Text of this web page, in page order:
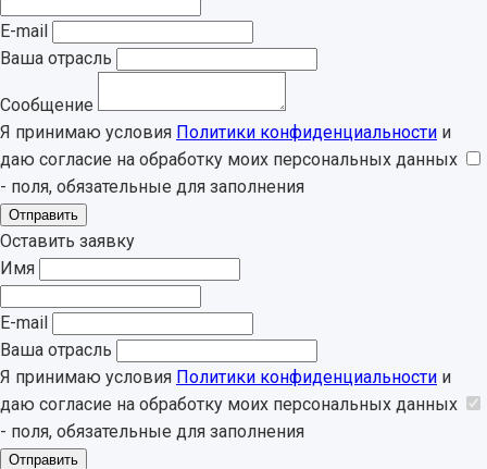
E-mail
Ваша отрасль
Сообщение
Я принимаю условия Политики конфиденциальности и
даю согласие на обработку моих персональных данных
- поля, обязательные для заполнения
Отправить
Оставить заявку
Имя
E-mail
Ваша отрасль
Я принимаю условия Политики конфиденциальности и
даю согласие на обработку моих персональных данных
- поля, обязательные для заполнения
Отправить